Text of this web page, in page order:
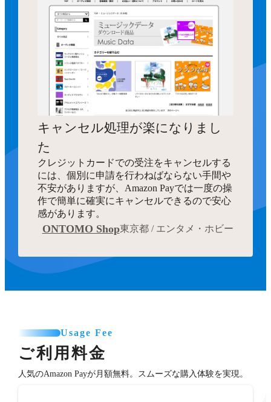
キャンセル処理が楽になりまし
た
クレジットカードでの受注をキャンセルする
には、個別に申請を行わねばならない手間や
不安がありますが、Amazon Payでは一度の操
作で簡単に確実にキャンセルできるので安心
感があります。
ONTOMO Shop東京都 / エンタメ・ホビー
Usage Fee
ご利用料金
人気のAmazon Payが月額無料。スムーズな購入体験を実現。